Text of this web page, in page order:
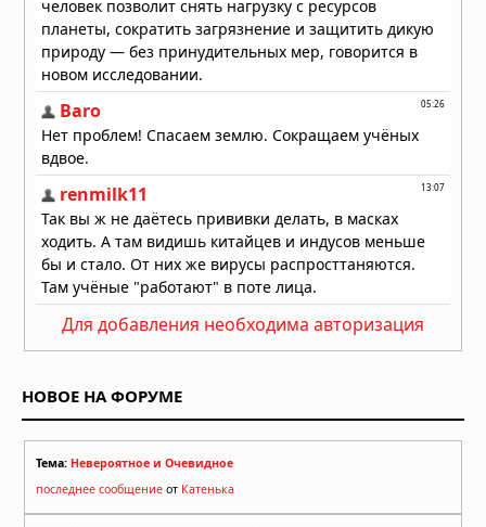
05.08.2026 в 09:00
Для добавления необходима авторизация
НОВОЕ НА ФОРУМЕ
Тема: Невероятное и Очевидное
последнее сообщение от Катенька